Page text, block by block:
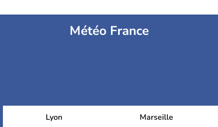
Météo France
Lyon Marseille